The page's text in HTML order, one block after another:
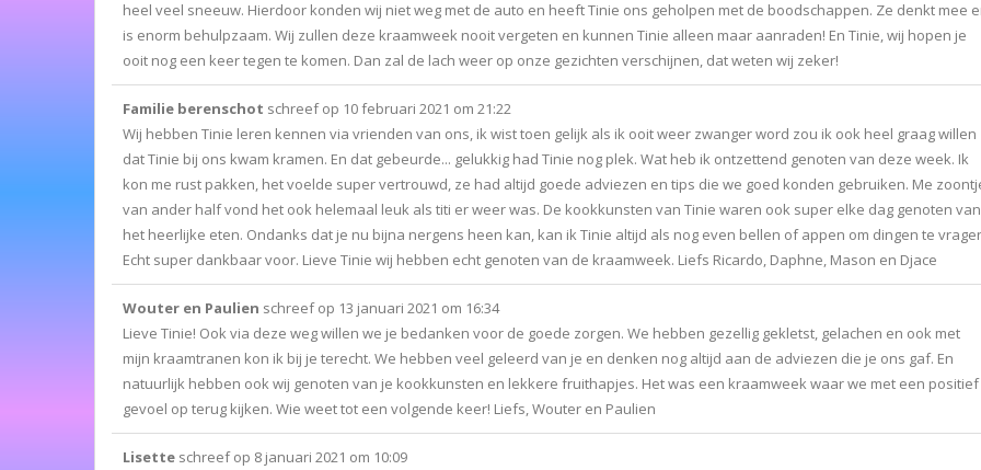
heel veel sneeuw. Hierdoor konden wij niet weg met de auto en heeft Tinie ons geholpen met de boodschappen. Ze denkt mee
is enorm behulpzaam. Wij zullen deze kraamweek nooit vergeten en kunnen Tinie alleen maar aanraden! En Tinie, wij hopen je
ooit nog een keer tegen te komen. Dan zal de lach weer op onze gezichten verschijnen, dat weten wij zeker!
Familie berenschot schreef op 10 februari 2021 om 21:22
Wij hebben Tinie leren kennen via vrienden van ons, ik wist toen gelijk als ik ooit weer zwanger word zou ik ook heel graag willen
dat Tinie bij ons kwam kramen. En dat gebeurde... gelukkig had Tinie nog plek. Wat heb ik ontzettend genoten van deze week. Ik
kon me rust pakken, het voelde super vertrouwd, ze had altijd goede adviezen en tips die we goed konden gebruiken. Me
van ander half vond het ook helemaal leuk als titi er weer was. De kookkunsten van Tinie waren ook super elke dag genoten van
het heerlijke eten. Ondanks dat je nu bijna nergens heen kan, kan ik Tinie altijd als nog even bellen of appen om dingen te
Echt super dankbaar voor. Lieve Tinie wij hebben echt genoten van de kraamweek. Liefs Ricardo, Daphne, Mason en Djace
Wouter en Paulien schreef op 13 januari 2021 om 16:34
Lieve Tinie! Ook via deze weg willen we je bedanken voor de goede zorgen. We hebben gezellig gekletst, gelachen en ook met
mijn kraamtranen kon ik bij je terecht. We hebben veel geleerd van je en denken nog altijd aan de adviezen die je ons gaf. En
natuurlijk hebben ook wij genoten van je kookkunsten en lekkere fruithapjes. Het was een kraamweek waar we met een positief
gevoel op terug kijken. Wie weet tot een volgende keer! Liefs, Wouter en Paulien
Lisette schreef op 8 januari 2021 om 10:09